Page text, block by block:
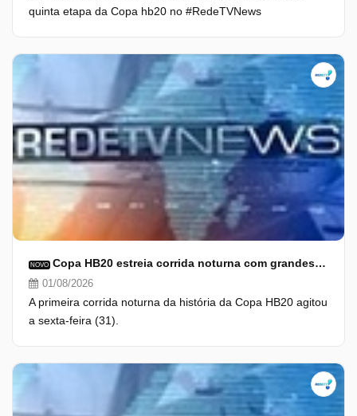
quinta etapa da Copa hb20 no #RedeTVNews
NOVO Copa HB20 estreia corrida noturna com grandes vitórias
01/08/2026
A primeira corrida noturna da história da Copa HB20 agitou
a sexta-feira (31).